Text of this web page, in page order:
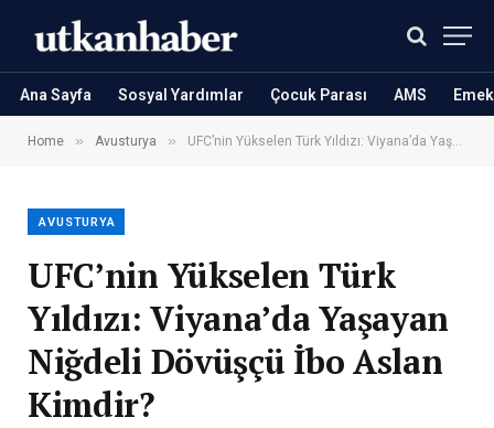
Ana Sayfa Sosyal Yardımlar Çocuk Parası AMS
Home » Avusturya » UFC’nin Yükselen Türk Yıldızı: Viyana’da Yaşayan Niğdeli Dövüşçü İbo Aslan Kimdir?
AVUSTURYA
UFC’nin Yükselen Türk
Yıldızı: Viyana’da Yaşayan
Niğdeli Dövüşçü İbo Aslan
Kimdir?